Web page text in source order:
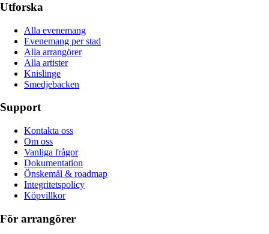
Utforska
Alla evenemang
Evenemang per stad
Alla arrangörer
Alla artister
Knislinge
Smedjebacken
Support
Kontakta oss
Om oss
Vanliga frågor
Dokumentation
Önskemål & roadmap
Integritetspolicy
Köpvillkor
För arrangörer